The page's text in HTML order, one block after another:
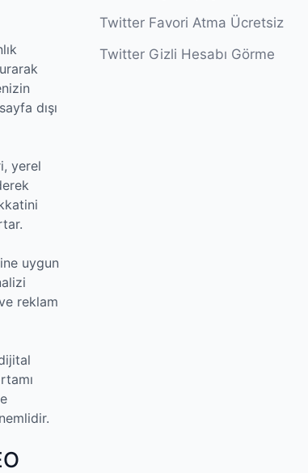
dışı
yerel
uygun
reklam
Twitter Favori Atma Ücretsiz
Twitter Gizli Hesabı Görme